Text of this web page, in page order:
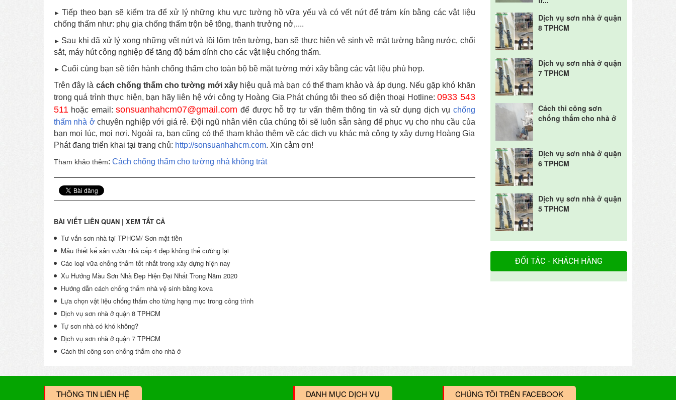
► Tiếp theo bạn sẽ kiểm tra để xử lý những khu vực tường hồ vữa yếu và có vết nứt để trám kín bằng các vật liệu
chống thấm như: phụ gia chống thấm trộn bê tông, thanh trưởng nở,....
► Sau khi đã xử lý xong những vết nứt và lồi lõm trên tường, bạn sẽ thực hiện vệ sinh về mặt tường bằng nước, chổi
sắt, máy hút công nghiệp để tăng độ bám dính cho các vật liệu chống thấm.
► Cuối cùng bạn sẽ tiến hành chống thấm cho toàn bộ bề mặt tường mới xây bằng các vật liệu phù hợp.
Trên đây là cách chống thấm cho tường mới xâyhiệu quả mà bạn có thể tham khảo và áp dụng. Nếu gặp khó khăn
trong quá trình thực hiện, bạn hãy liên hệ với công ty Hoàng Gia Phát chúng tôi theo số điện thoại Hotline:0933 543
511 hoặc email:sonsuanhahcm07@gmail.com để được hỗ trợ tư vấn thêm thông tin và sử dụng dịch vụ chống
thấm nhà ở chuyên nghiệp với giá rẻ. Đội ngũ nhân viên của chúng tôi sẽ luôn sẵn sàng để phục vụ cho nhu cầu của
bạn mọi lúc, mọi nơi. Ngoài ra, bạn cũng có thể tham khảo thêm về các dịch vụ khác mà công ty xây dựng Hoàng Gia
Phát đang triển khai tại trang chủ: http://sonsuanhahcm.com. Xin cảm ơn!
Tham khảo thêm: Cách chống thấm cho tường nhà không trát
BÀI VIẾT LIÊN QUAN | XEM TẤT CẢ
Tư vấn sơn nhà tại TPHCM/ Sơn mặt tiền
Mẫu thiết kế sân vườn nhà cấp 4 đẹp không thể cưỡng lại
Các loại vữa chống thấm tốt nhất trong xây dựng hiện nay
Xu Hướng Màu Sơn Nhà Đẹp Hiện Đại Nhất Trong Năm 2020
Hướng dẫn cách chống thấm nhà vệ sinh bằng kova
Lựa chọn vật liệu chống thấm cho từng hạng mục trong công trình
Dịch vụ sơn nhà ở quận 8 TPHCM
Tự sơn nhà có khó không?
Dịch vụ sơn nhà ở quận 7 TPHCM
Cách thi công sơn chống thấm cho nhà ở
Dịch vụ sơn nhà ở quận
8 TPHCM
Dịch vụ sơn nhà ở quận
7 TPHCM
Cách thi công sơn
chống thấm cho nhà ở
Dịch vụ sơn nhà ở quận
6 TPHCM
Dịch vụ sơn nhà ở quận
5 TPHCM
ĐỐI TÁC - KHÁCH HÀNG
THÔNG TIN LIÊN HỆ DANH MỤC DỊCH VỤ CHÚNG TÔI TRÊN FACEBOOK